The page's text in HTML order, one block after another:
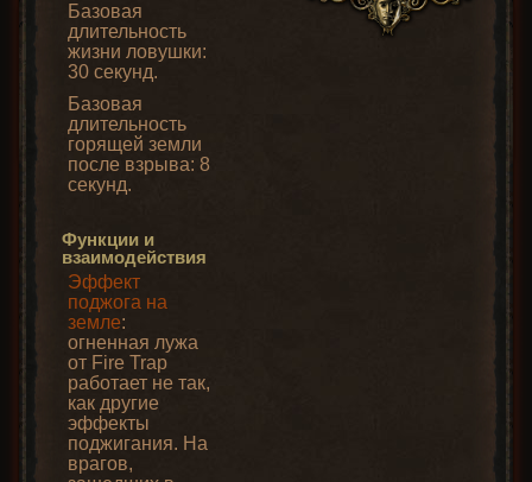
Базовая
длительность
жизни ловушки:
30 секунд.
Базовая
длительность
горящей земли
после взрыва: 8
секунд.
Функции и
взаимодействия
Эффект
поджога на
земле:
огненная лужа
от Fire Trap
работает не так,
как другие
эффекты
поджигания. На
врагов,